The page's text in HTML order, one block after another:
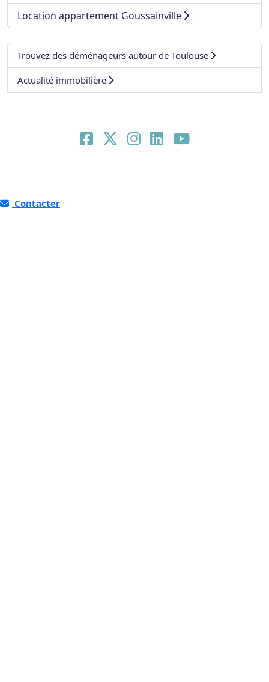
Location appartement Goussainville
Trouvez des déménageurs autour de Toulouse
Actualité immobilière
Contacter